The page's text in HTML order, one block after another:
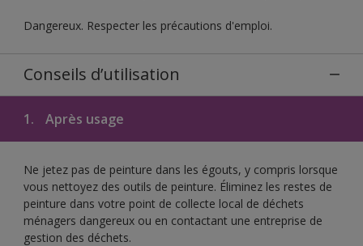
Dangereux. Respecter les précautions d'emploi.
Conseils d’utilisation
1. Après usage
Ne jetez pas de peinture dans les égouts, y compris lorsque
vous nettoyez des outils de peinture. Éliminez les restes de
peinture dans votre point de collecte local de déchets
ménagers dangereux ou en contactant une entreprise de
gestion des déchets.